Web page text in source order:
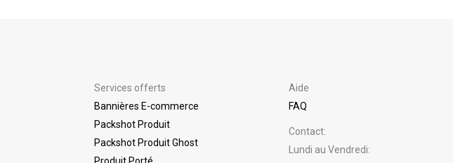
Services offerts
Bannières E-commerce
Packshot Produit
Packshot Produit Ghost
Aide
FAQ
Contact:
Lundi au Vendredi: